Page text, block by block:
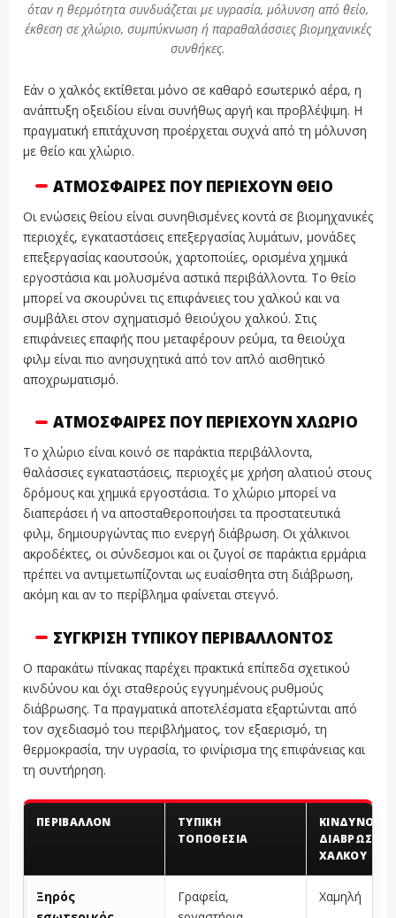
όταν η θερμότητα συνδυάζεται με υγρασία, μόλυνση από θείο,
έκθεση σε χλώριο, συμπύκνωση ή παραθαλάσσιες βιομηχανικές
συνθήκες.
Εάν ο χαλκός εκτίθεται μόνο σε καθαρό εσωτερικό αέρα, η
ανάπτυξη οξειδίου είναι συνήθως αργή και προβλέψιμη. Η
πραγματική επιτάχυνση προέρχεται συχνά από τη μόλυνση
με θείο και χλώριο.
ΑΤΜΌΣΦΑΙΡΕΣ ΠΟΥ ΠΕΡΙΈΧΟΥΝ ΘΕΊΟ
Οι ενώσεις θείου είναι συνηθισμένες κοντά σε βιομηχανικές
περιοχές, εγκαταστάσεις επεξεργασίας λυμάτων, μονάδες
επεξεργασίας καουτσούκ, χαρτοποιίες, ορισμένα χημικά
εργοστάσια και μολυσμένα αστικά περιβάλλοντα. Το θείο
μπορεί να σκουρύνει τις επιφάνειες του χαλκού και να
συμβάλει στον σχηματισμό θειούχου χαλκού. Στις
επιφάνειες επαφής που μεταφέρουν ρεύμα, τα θειούχα
φιλμ είναι πιο ανησυχητικά από τον απλό αισθητικό
αποχρωματισμό.
ΑΤΜΌΣΦΑΙΡΕΣ ΠΟΥ ΠΕΡΙΈΧΟΥΝ ΧΛΏΡΙΟ
Το χλώριο είναι κοινό σε παράκτια περιβάλλοντα,
θαλάσσιες εγκαταστάσεις, περιοχές με χρήση αλατιού στους
δρόμους και χημικά εργοστάσια. Το χλώριο μπορεί να
διαπεράσει ή να αποσταθεροποιήσει τα προστατευτικά
φιλμ, δημιουργώντας πιο ενεργή διάβρωση. Οι χάλκινοι
ακροδέκτες, οι σύνδεσμοι και οι ζυγοί σε παράκτια ερμάρια
πρέπει να αντιμετωπίζονται ως ευαίσθητα στη διάβρωση,
ακόμη και αν το περίβλημα φαίνεται στεγνό.
ΣΎΓΚΡΙΣΗ ΤΥΠΙΚΟΎ ΠΕΡΙΒΆΛΛΟΝΤΟΣ
Ο παρακάτω πίνακας παρέχει πρακτικά επίπεδα σχετικού
κινδύνου και όχι σταθερούς εγγυημένους ρυθμούς
διάβρωσης. Τα πραγματικά αποτελέσματα εξαρτώνται από
τον σχεδιασμό του περιβλήματος, τον εξαερισμό, τη
θερμοκρασία, την υγρασία, το φινίρισμα της επιφάνειας και
τη συντήρηση.
ΠΕΡΙΒΆΛΛΟΝ
ΤΥΠΙΚΉ
ΤΟΠΟΘΕΣΊΑ
ΚΊΝΔΥΝΟΣ
ΔΙΆΒΡΩΣΗΣ
ΧΑΛΚΟΎ
Ξηρός
Γραφεία,
Χαμηλή